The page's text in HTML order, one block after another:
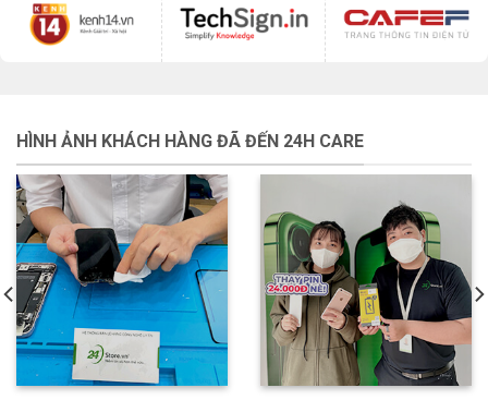
HÌNH ẢNH KHÁCH HÀNG ĐÃ ĐẾN 24H CARE